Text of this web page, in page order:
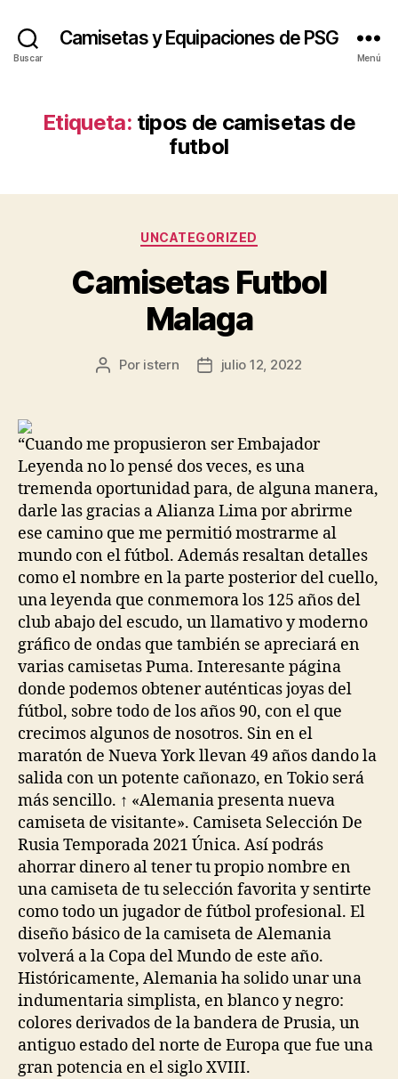
Buscar
Camisetas y Equipaciones de PSG
Menú
Etiqueta: tipos de camisetas de
futbol
Categorías
UNCATEGORIZED
Camisetas Futbol
Malaga
Autor
Por istern
Fechajulio 12, 2022
“Cuando me propusieron ser Embajador
Leyenda no lo pensé dos veces, es una
tremenda oportunidad para, de alguna manera,
darle las gracias a Alianza Lima por abrirme
ese camino que me permitió mostrarme al
mundo con el fútbol. Además resaltan detalles
como el nombre en la parte posterior del cuello,
una leyenda que conmemora los 125 años del
club abajo del escudo, un llamativo y moderno
gráfico de ondas que también se apreciará en
varias camisetas Puma. Interesante página
donde podemos obtener auténticas joyas del
fútbol, sobre todo de los años 90, con el que
crecimos algunos de nosotros. Sin en el
maratón de Nueva York llevan 49 años dando la
salida con un potente cañonazo, en Tokio será
más sencillo. ↑ «Alemania presenta nueva
camiseta de visitante». Camiseta Selección De
Rusia Temporada 2021 Única. Así podrás
ahorrar dinero al tener tu propio nombre en
una camiseta de tu selección favorita y sentirte
como todo un jugador de fútbol profesional. El
diseño básico de la camiseta de Alemania
volverá a la Copa del Mundo de este año.
Históricamente, Alemania ha solido unar una
indumentaria simplista, en blanco y negro:
colores derivados de la bandera de Prusia, un
antiguo estado del norte de Europa que fue una
gran potencia en el siglo XVIII.